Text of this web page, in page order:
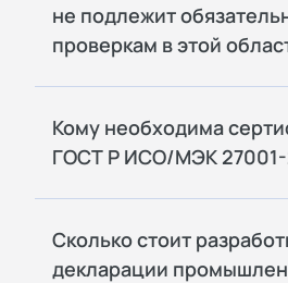
не подлежит
проверкам в этой
Кому необходима
ГОСТ Р ИСО/МЭК 27001-
Сколько стоит
декларации